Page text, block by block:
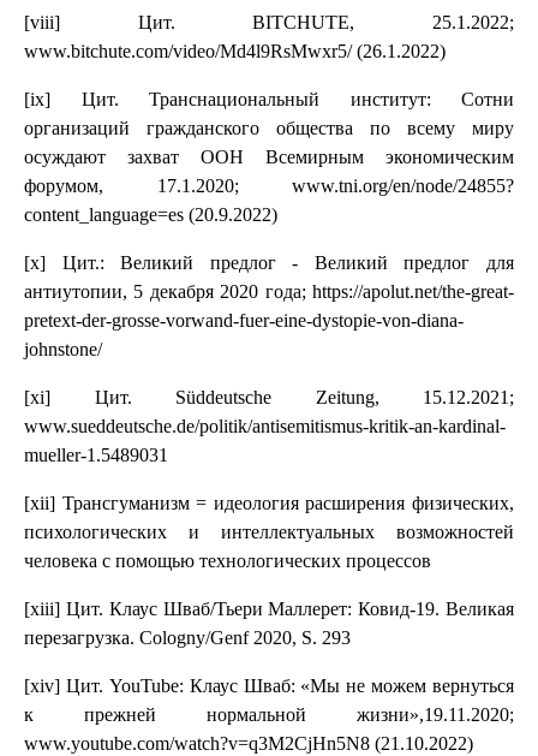
[viii] Цит. BITCHUTE, 25.1.2022;
www.bitchute.com/video/Md4l9RsMwxr5/ (26.1.2022)
[ix] Цит. Транснациональный институт: Сотни
организаций гражданского общества по всему миру
осуждают захват ООН Всемирным экономическим
форумом, 17.1.2020; www.tni.org/en/node/24855?
content_language=es (20.9.2022)
[x] Цит.: Великий предлог - Великий предлог для
антиутопии, 5 декабря 2020 года; https://apolut.net/the-great-
pretext-der-grosse-vorwand-fuer-eine-dystopie-von-diana-
johnstone/
[xi] Цит. Süddeutsche Zeitung, 15.12.2021;
www.sueddeutsche.de/politik/antisemitismus-kritik-an-kardinal-
mueller-1.5489031
[xii] Трансгуманизм = идеология расширения физических,
психологических и интеллектуальных возможностей
человека с помощью технологических процессов
[xiii] Цит. Клаус Шваб/Тьери Маллерет: Ковид-19. Великая
перезагрузка. Cologny/Genf 2020, S. 293
[xiv] Цит. YouTube: Клаус Шваб: «Мы не можем вернуться
к прежней нормальной жизни»,19.11.2020;
www.youtube.com/watch?v=q3M2CjHn5N8 (21.10.2022)